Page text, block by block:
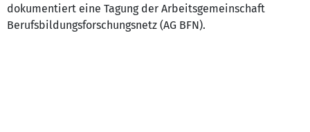
dokumentiert eine Tagung der Arbeitsgemeinschaft
Berufsbildungsforschungsnetz (AG BFN).